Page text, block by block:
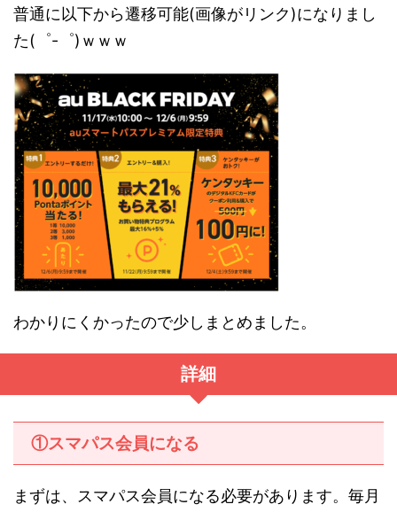
普通に以下から遷移可能(画像がリンク)になりまし
た(゜-゜)ｗｗｗ
わかりにくかったので少しまとめました。
詳細
①スマパス会員になる
まずは、スマパス会員になる必要があります。毎月